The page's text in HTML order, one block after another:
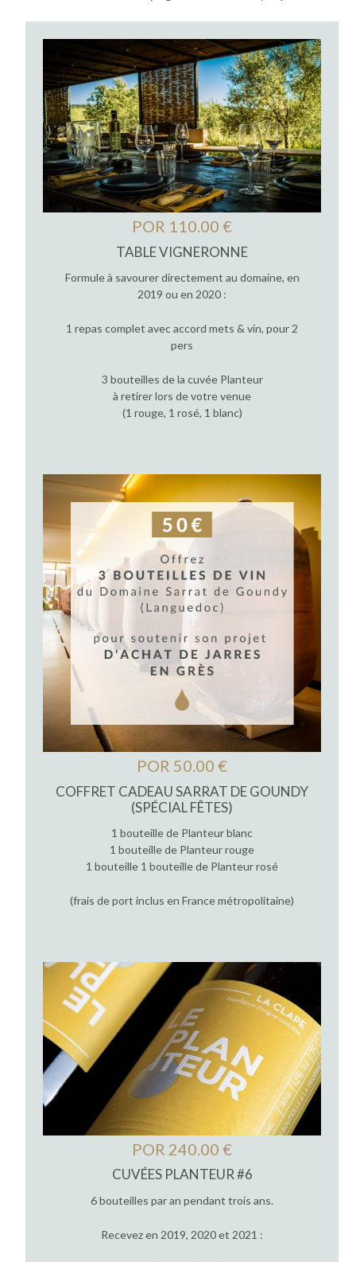
POR 110.00 €
TABLE VIGNERONNE
Formule à savourer directement au domaine, en
2019 ou en 2020 :
1 repas complet avec accord mets & vin, pour 2
pers
3 bouteilles de la cuvée Planteur
à retirer lors de votre venue
(1 rouge, 1 rosé, 1 blanc)
POR 50.00 €
COFFRET CADEAU SARRAT DE GOUNDY
(SPÉCIAL FÊTES)
1 bouteille de Planteur blanc
1 bouteille de Planteur rouge
1 bouteille 1 bouteille de Planteur rosé
(frais de port inclus en France métropolitaine)
POR 240.00 €
CUVÉES PLANTEUR #6
6 bouteilles par an pendant trois ans.
Recevez en 2019, 2020 et 2021 :